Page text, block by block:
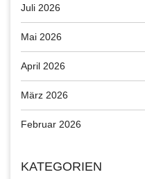
Juli 2026
Mai 2026
April 2026
März 2026
Februar 2026
KATEGORIEN